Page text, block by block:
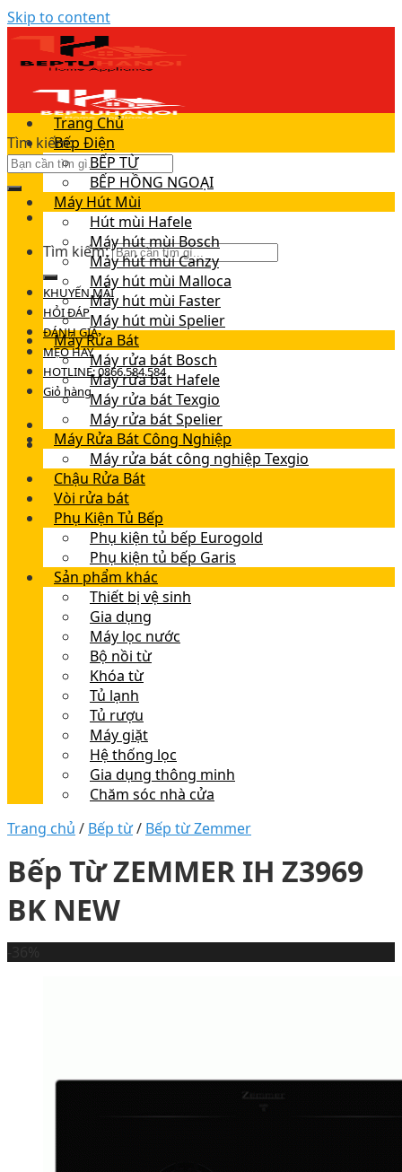
Skip to content
Tìm kiếm:
Tìm kiếm:
KHUYẾN MÃI
HỎI ĐÁP
ĐÁNH GIÁ
MẸO HAY
HOTLINE: 0866.584.584
Giỏ hàng
Trang Chủ
Bếp Điện
BẾP TỪ
BẾP HỒNG NGOẠI
Máy Hút Mùi
Hút mùi Hafele
Máy hút mùi Bosch
Máy hút mùi Canzy
Máy hút mùi Malloca
Máy hút mùi Faster
Máy hút mùi Spelier
Máy Rửa Bát
Máy rửa bát Bosch
Máy rửa bát Hafele
Máy rửa bát Texgio
Máy rửa bát Spelier
Máy Rửa Bát Công Nghiệp
Máy rửa bát công nghiệp Texgio
Chậu Rửa Bát
Vòi rửa bát
Phụ Kiện Tủ Bếp
Phụ kiện tủ bếp Eurogold
Phụ kiện tủ bếp Garis
Sản phẩm khác
Thiết bị vệ sinh
Gia dụng
Máy lọc nước
Bộ nồi từ
Khóa từ
Tủ lạnh
Tủ rượu
Máy giặt
Hệ thống lọc
Gia dụng thông minh
Chăm sóc nhà cửa
Trang chủ / Bếp từ/ Bếp từ Zemmer
Bếp Từ ZEMMER IH Z3969
BK NEW